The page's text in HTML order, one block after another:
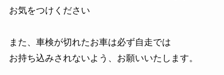
お気をつけください
また、車検が切れたお車は必ず自走では
お持ち込みされないよう、お願いいたします。